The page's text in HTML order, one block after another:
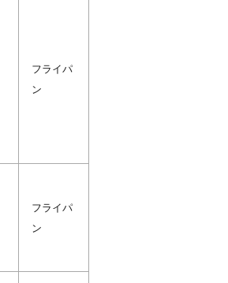
フライパ
ン
フライパ
ン